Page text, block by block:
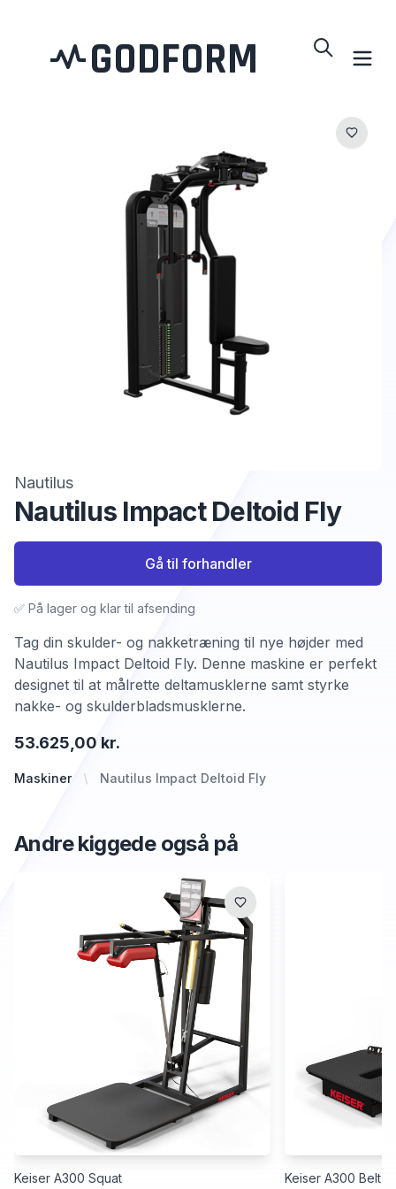
GODFORM
Nautilus
Nautilus Impact Deltoid Fly
Maskiner Nautilus Impact Deltoid Fly
53.625,00 kr.
Tag din skulder- og nakketræning til nye højder med
Nautilus Impact Deltoid Fly. Denne maskine er perfekt
designet til at målrette deltamusklerne samt styrke
nakke- og skulderbladsmusklerne.
✅ På lager og klar til afsending
Gå til forhandler
Andre kiggede også på
Keiser A300 Squat Keiser A300 Belt